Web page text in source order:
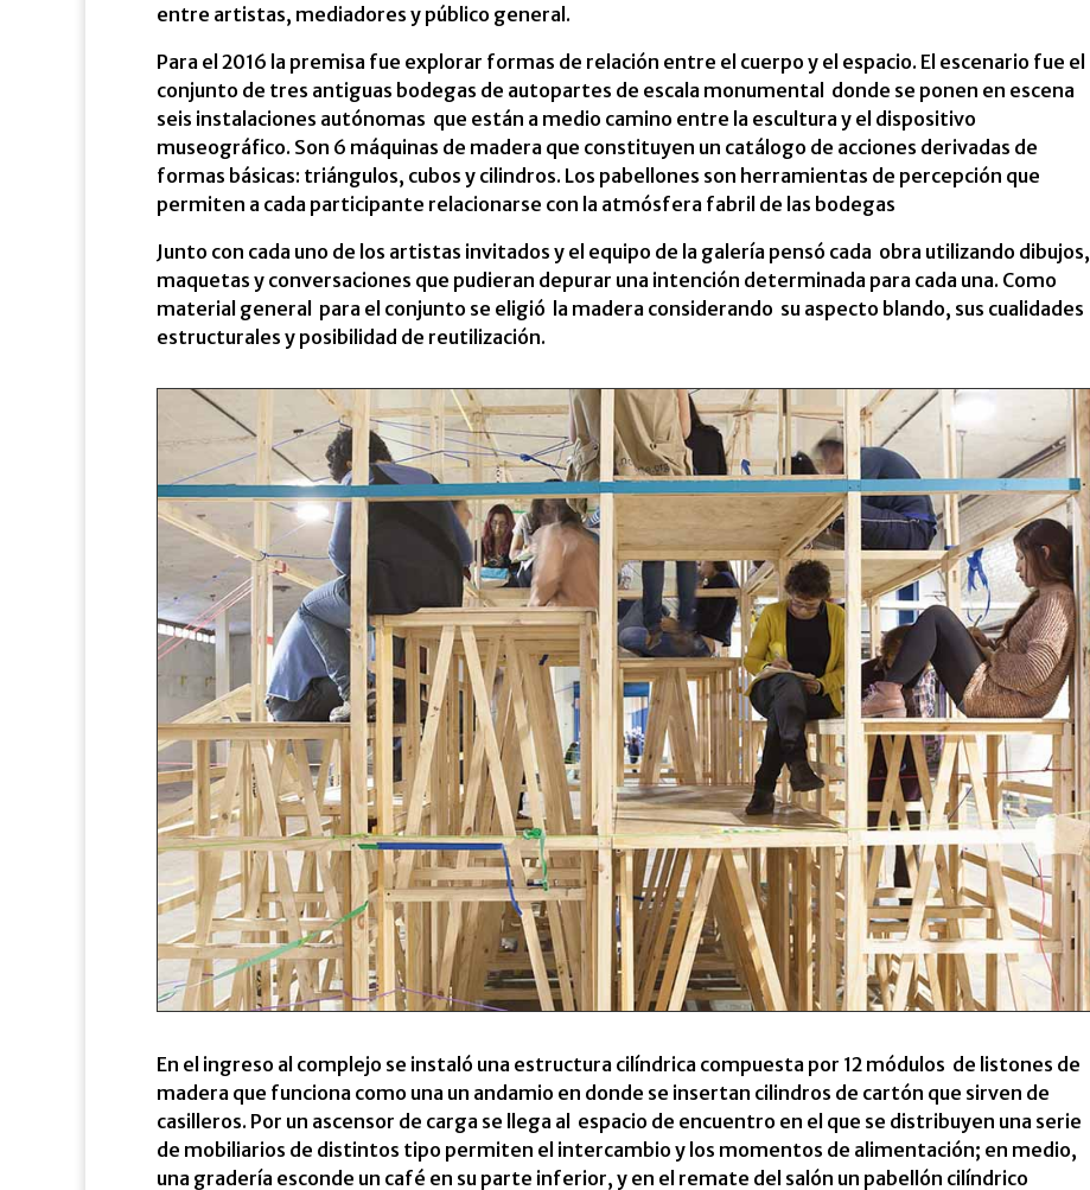
entre artistas, mediadores y público general.
Para el 2016 la premisa fue explorar formas de relación entre el cuerpo y el espacio. El escenario fue el
conjunto de tres antiguas bodegas de autopartes de escala monumental donde se ponen en escena
seis instalaciones autónomas que están a medio camino entre la escultura y el dispositivo
museográfico. Son 6 máquinas de madera que constituyen un catálogo de acciones derivadas de
formas básicas: triángulos, cubos y cilindros. Los pabellones son herramientas de percepción que
permiten a cada participante relacionarse con la atmósfera fabril de las bodegas
Junto con cada uno de los artistas invitados y el equipo de la galería pensó cada obra utilizando dibujos,
maquetas y conversaciones que pudieran depurar una intención determinada para cada una. Como
material general para el conjunto se eligió la madera considerando su aspecto blando, sus cualidades
estructurales y posibilidad de reutilización.
En el ingreso al complejo se instaló una estructura cilíndrica compuesta por 12 módulos de listones de
madera que funciona como una un andamio en donde se insertan cilindros de cartón que sirven de
casilleros. Por un ascensor de carga se llega al espacio de encuentro en el que se distribuyen una serie
de mobiliarios de distintos tipo permiten el intercambio y los momentos de alimentación; en medio,
una gradería esconde un café en su parte inferior, y en el remate del salón un pabellón cilíndrico